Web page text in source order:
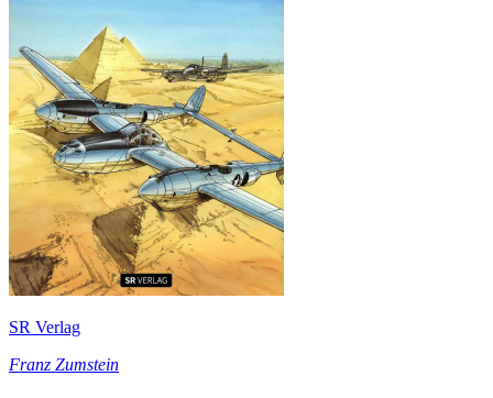
SR Verlag
Franz Zumstein